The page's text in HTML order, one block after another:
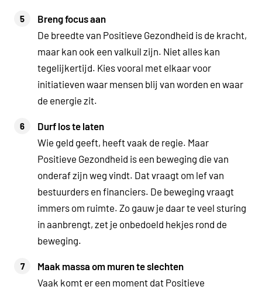
Breng focus aan
De breedte van Positieve Gezondheid is de kracht,
maar kan ook een valkuil zijn. Niet alles kan
tegelijkertijd. Kies vooral met elkaar voor
initiatieven waar mensen blij van worden en waar
de energie zit.
Durf los te laten
Wie geld geeft, heeft vaak de regie. Maar
Positieve Gezondheid is een beweging die van
onderaf zijn weg vindt. Dat vraagt om lef van
bestuurders en financiers. De beweging vraagt
immers om ruimte. Zo gauw je daar te veel sturing
in aanbrengt, zet je onbedoeld hekjes rond de
beweging.
Maak massa om muren te slechten
Vaak komt er een moment dat Positieve